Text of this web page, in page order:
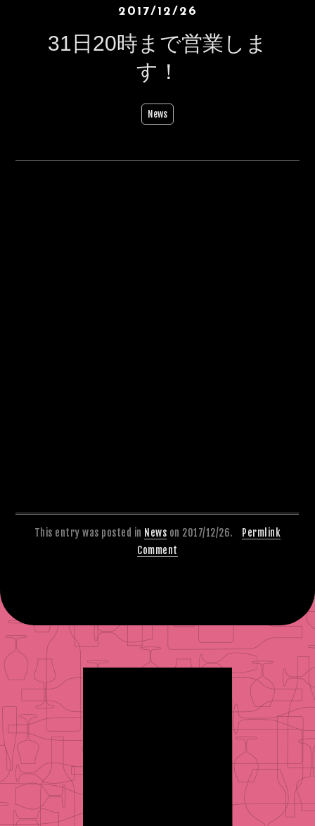
2017/12/26
31日20時まで営業しま
す！
News
This entry was posted in News on 2017/12/26.
Permlink
Comment